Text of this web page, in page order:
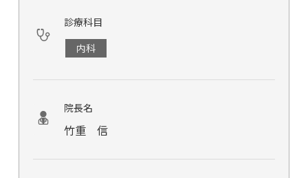
診療科目
内科
院長名
竹重 信